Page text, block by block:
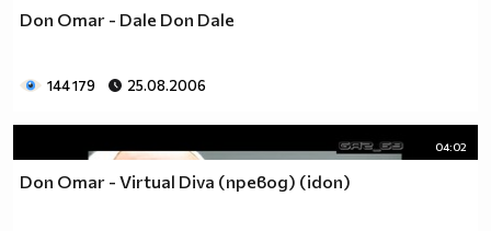
Don Omar - Dale Don Dale
144 179 25.08.2006
04:02
Don Omar - Virtual Diva (превод) (idon)